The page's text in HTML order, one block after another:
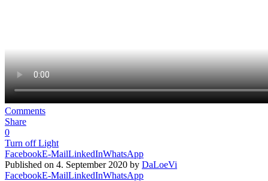
Comments
Share
0
Turn off Light
FacebookE-MailLinkedInWhatsApp
Published on 4. September 2020 by DaLoeVi
FacebookE-MailLinkedInWhatsApp